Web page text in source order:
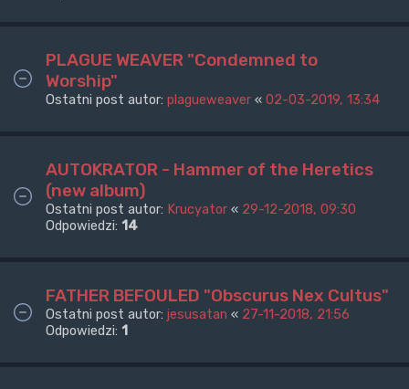
PLAGUE WEAVER "Condemned to
Worship"
Ostatni post autor: plagueweaver « 02-03-2019, 13:34
AUTOKRATOR - Hammer of the Heretics
(new album)
Ostatni post autor: Krucyator « 29-12-2018, 09:30
Odpowiedzi: 14
FATHER BEFOULED "Obscurus Nex Cultus"
Ostatni post autor: jesusatan « 27-11-2018, 21:56
Odpowiedzi: 1